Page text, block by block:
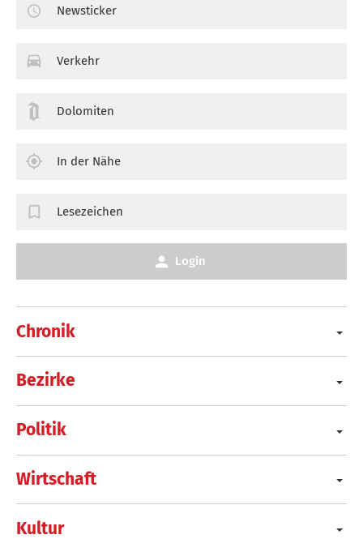
Chronik
Bezirke
Politik
Wirtschaft
Kultur
Newsticker
Verkehr
Dolomiten
In der Nähe
Lesezeichen
Login